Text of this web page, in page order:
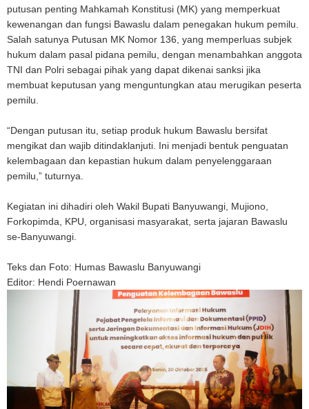
putusan penting Mahkamah Konstitusi (MK) yang memperkuat
kewenangan dan fungsi Bawaslu dalam penegakan hukum pemilu.
Salah satunya Putusan MK Nomor 136, yang memperluas subjek
hukum dalam pasal pidana pemilu, dengan menambahkan anggota
TNI dan Polri sebagai pihak yang dapat dikenai sanksi jika
membuat keputusan yang menguntungkan atau merugikan peserta
pemilu.
“Dengan putusan itu, setiap produk hukum Bawaslu bersifat
mengikat dan wajib ditindaklanjuti. Ini menjadi bentuk penguatan
kelembagaan dan kepastian hukum dalam penyelenggaraan
pemilu,” tuturnya.
Kegiatan ini dihadiri oleh Wakil Bupati Banyuwangi, Mujiono,
Forkopimda, KPU, organisasi masyarakat, serta jajaran Bawaslu
se-Banyuwangi.
Teks dan Foto: Humas Bawaslu Banyuwangi
Editor: Hendi Poernawan